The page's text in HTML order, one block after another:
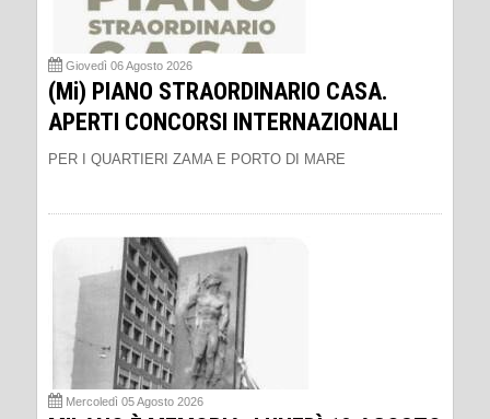
Giovedì 06 Agosto 2026
(Mi) PIANO STRAORDINARIO CASA.
APERTI CONCORSI INTERNAZIONALI
PER I QUARTIERI ZAMA E PORTO DI MARE
Mercoledì 05 Agosto 2026